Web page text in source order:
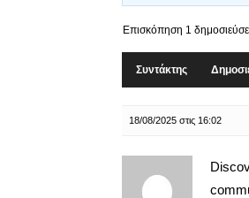
Επισκόπηση 1
Συντάκτης
18/08/2025 στις 16:02